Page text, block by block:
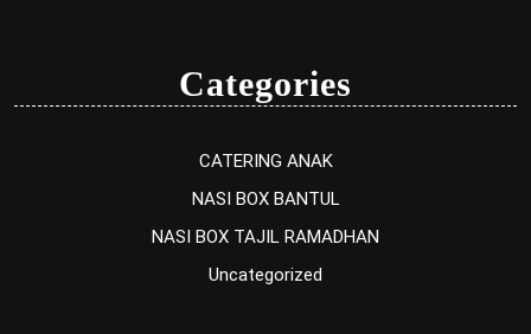
Categories
CATERING ANAK
NASI BOX BANTUL
NASI BOX TAJIL RAMADHAN
Uncategorized